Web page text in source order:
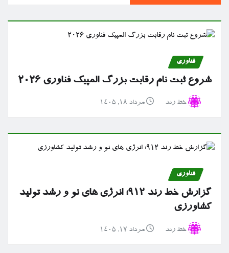
فناوری
شروع ثبت نام رقابت بزرگ المپیک فناوری ۲۰۲۶
خط رند مرداد ۱۸, ۱۴۰۵
فناوری
گزارش خط رند ۹۱۲؛ انرژی های نو و رشد تولید
کشاورزی
خط رند مرداد ۱۷, ۱۴۰۵